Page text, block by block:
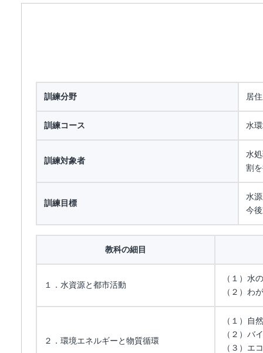
訓練分野 居
訓練コース 水
訓練対象者
水
割
訓練目標
水
今
教科の細目
１．水資源と都市活動
（１）水
（２）わ
２．環境エネルギーと物質循環
（１）自
（２）バ
（３）エ